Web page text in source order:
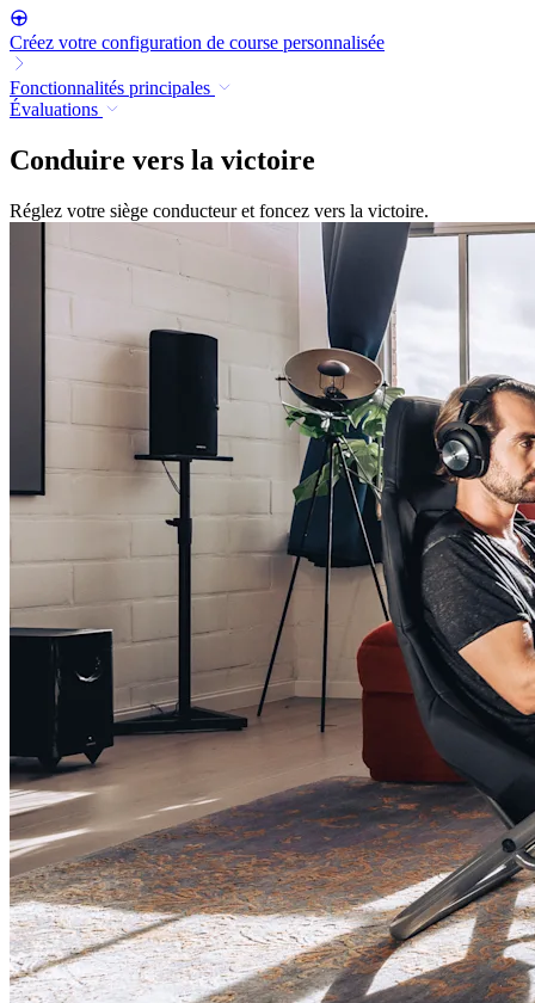
Créez votre configuration de course personnalisée
Fonctionnalités principales
Évaluations
Conduire vers la victoire
Réglez votre siège conducteur et foncez vers la victoire.